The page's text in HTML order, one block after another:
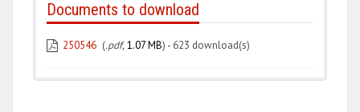
Documents to download
250546 (.pdf,1.07 MB) - 623 download(s)